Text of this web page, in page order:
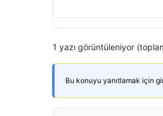
1 yazı görüntüleniyor
Bu konuyu yanıtlamak için